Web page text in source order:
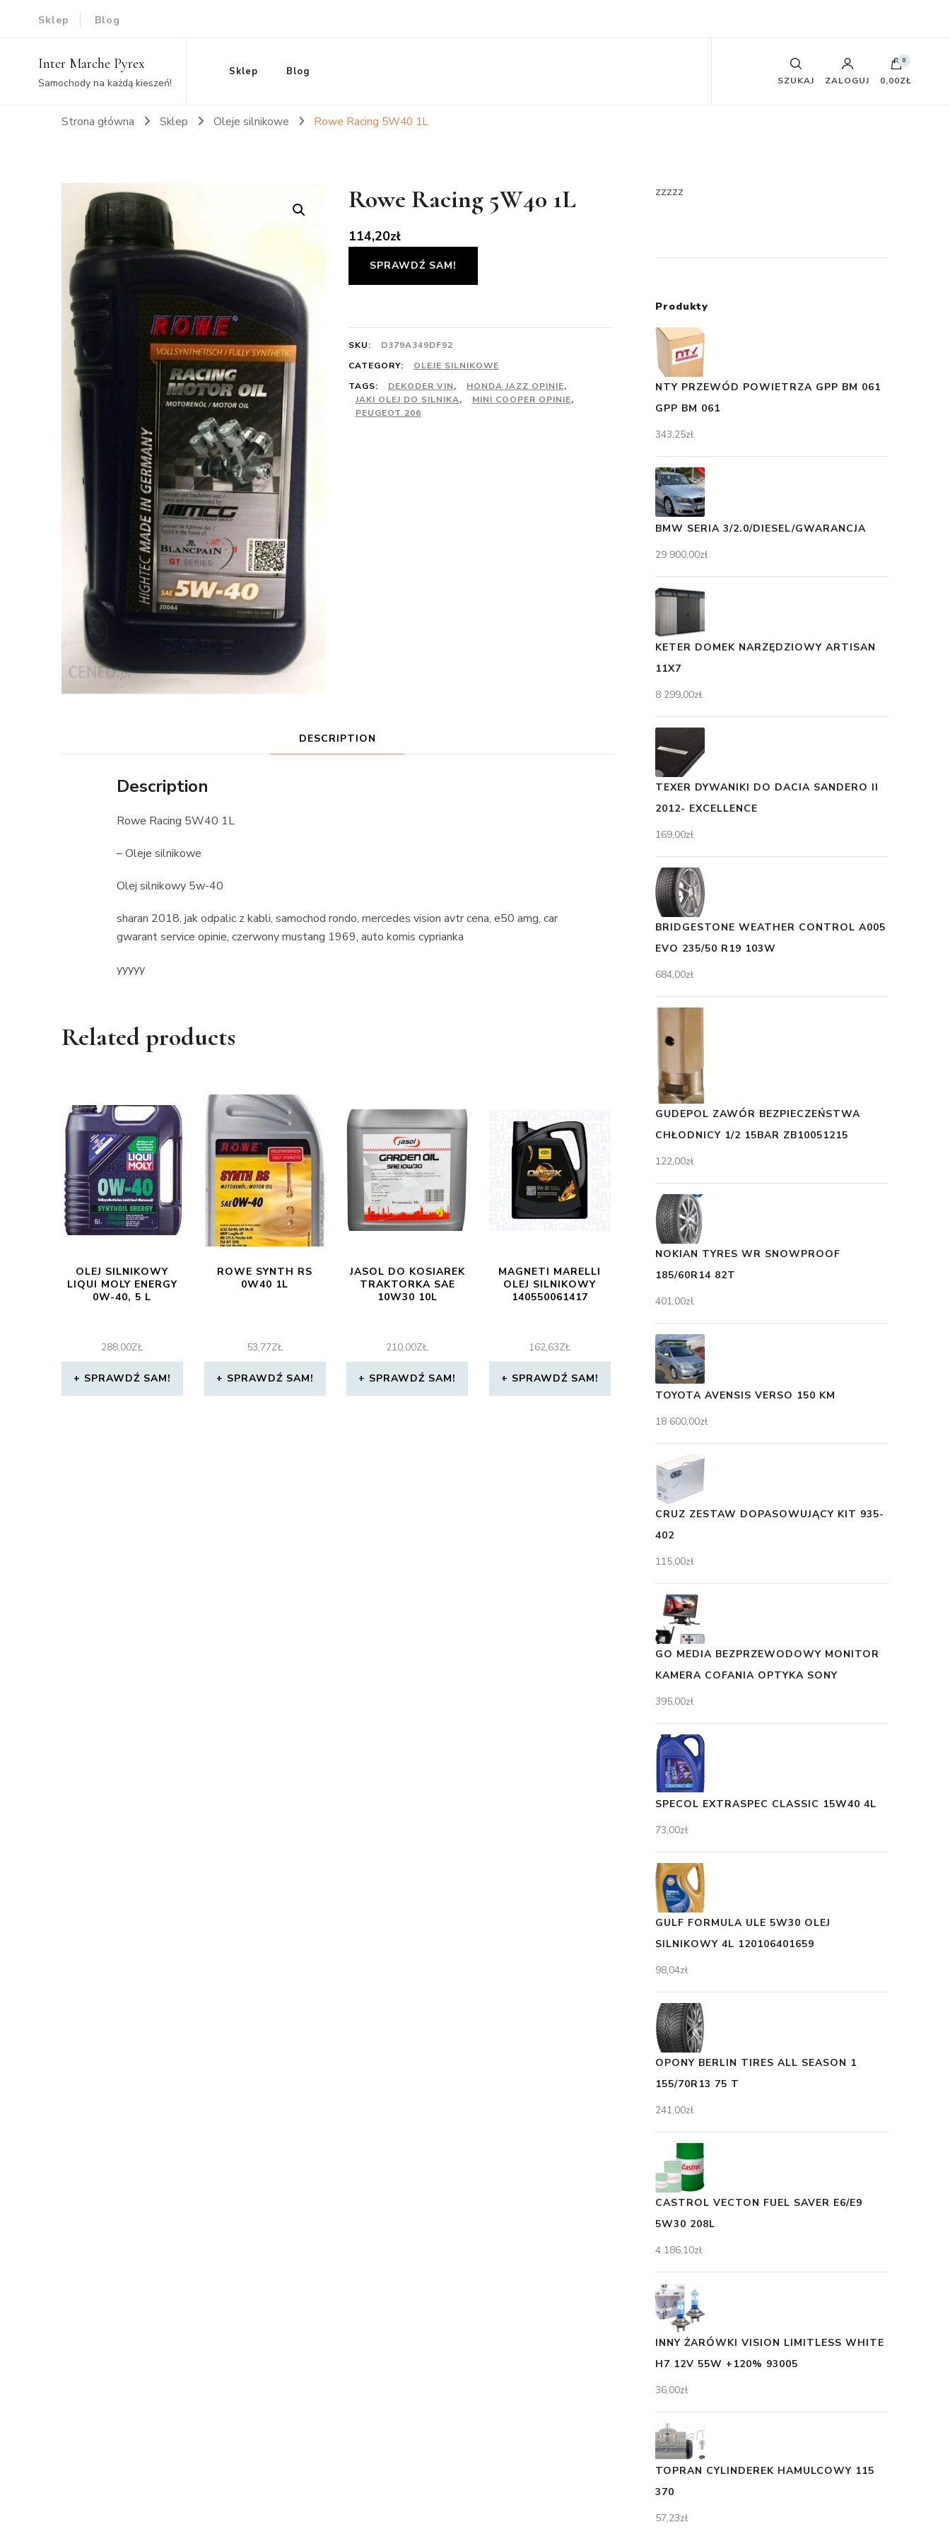
Sklep Blog
Inter Marche Pyrex
Samochody na każdą kieszeń!
Sklep Blog
SZUKAJ ZALOGUJ
0
0,00ZŁ
Strona główna Sklep Oleje silnikowe Rowe Racing 5W40 1L
Rowe Racing 5W40 1L
114,20zł
SPRAWDŹ SAM!
SKU:
D379A349DF92
CATEGORY:
OLEJE SILNIKOWE
TAGS:
DEKODER VIN, HONDA JAZZ OPINIE,
JAKI OLEJ DO SILNIKA, MINI COOPER OPINIE,
PEUGEOT 206
DESCRIPTION
Description
Rowe Racing 5W40 1L
– Oleje silnikowe
Olej silnikowy 5w-40
sharan 2018, jak odpalic z kabli, samochod rondo, mercedes vision avtr cena, e50 amg, car
gwarant service opinie, czerwony mustang 1969, auto komis cyprianka
yyyyy
Related products
OLEJ SILNIKOWY
LIQUI MOLY ENERGY
0W-40, 5 L
288,00ZŁ
SPRAWDŹ SAM!
ROWE SYNTH RS
0W40 1L
53,77ZŁ
SPRAWDŹ SAM!
JASOL DO KOSIAREK
TRAKTORKA SAE
10W30 10L
210,00ZŁ
SPRAWDŹ SAM!
MAGNETI MARELLI
OLEJ SILNIKOWY
140550061417
162,63ZŁ
SPRAWDŹ SAM!
zzzzz
Produkty
NTY PRZEWÓD POWIETRZA GPP BM 061
GPP BM 061
343,25zł
BMW SERIA 3/2.0/DIESEL/GWARANCJA
29 900,00zł
KETER DOMEK NARZĘDZIOWY ARTISAN
11X7
8 299,00zł
TEXER DYWANIKI DO DACIA SANDERO II
2012- EXCELLENCE
169,00zł
BRIDGESTONE WEATHER CONTROL A005
EVO 235/50 R19 103W
684,00zł
GUDEPOL ZAWÓR BEZPIECZEŃSTWA
CHŁODNICY 1/2 15BAR ZB10051215
122,00zł
NOKIAN TYRES WR SNOWPROOF
185/60R14 82T
401,00zł
TOYOTA AVENSIS VERSO 150 KM
18 600,00zł
CRUZ ZESTAW DOPASOWUJĄCY KIT 935-
402
115,00zł
GO MEDIA BEZPRZEWODOWY MONITOR
KAMERA COFANIA OPTYKA SONY
395,00zł
SPECOL EXTRASPEC CLASSIC 15W40 4L
73,00zł
GULF FORMULA ULE 5W30 OLEJ
SILNIKOWY 4L 120106401659
98,04zł
OPONY BERLIN TIRES ALL SEASON 1
155/70R13 75 T
241,00zł
CASTROL VECTON FUEL SAVER E6/E9
5W30 208L
4 186,10zł
INNY ŻARÓWKI VISION LIMITLESS WHITE
H7 12V 55W +120% 93005
36,00zł
TOPRAN CYLINDEREK HAMULCOWY 115
370
57,23zł